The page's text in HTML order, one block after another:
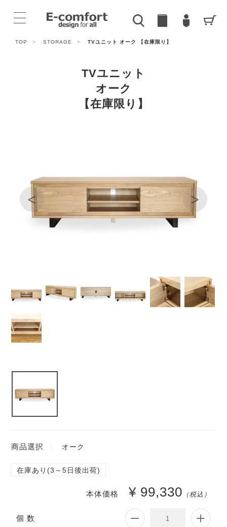
TOP > STORAGE > TVユニット オーク 【在庫限り】
TVユニット
オーク
【在庫限り】
< >
商品選択 オーク
在庫あり(3～5日後出荷)
個 数
本体価格 ¥ 99,330 （税込）